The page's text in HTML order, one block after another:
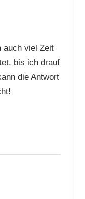
auch viel Zeit
bis ich drauf
die Antwort